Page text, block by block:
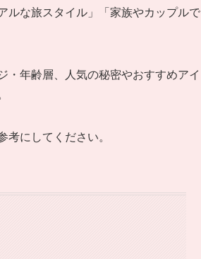
ルな旅スタイル」「家族やカップルで
・年齢層、人気の秘密やおすすめアイ
考にしてください。